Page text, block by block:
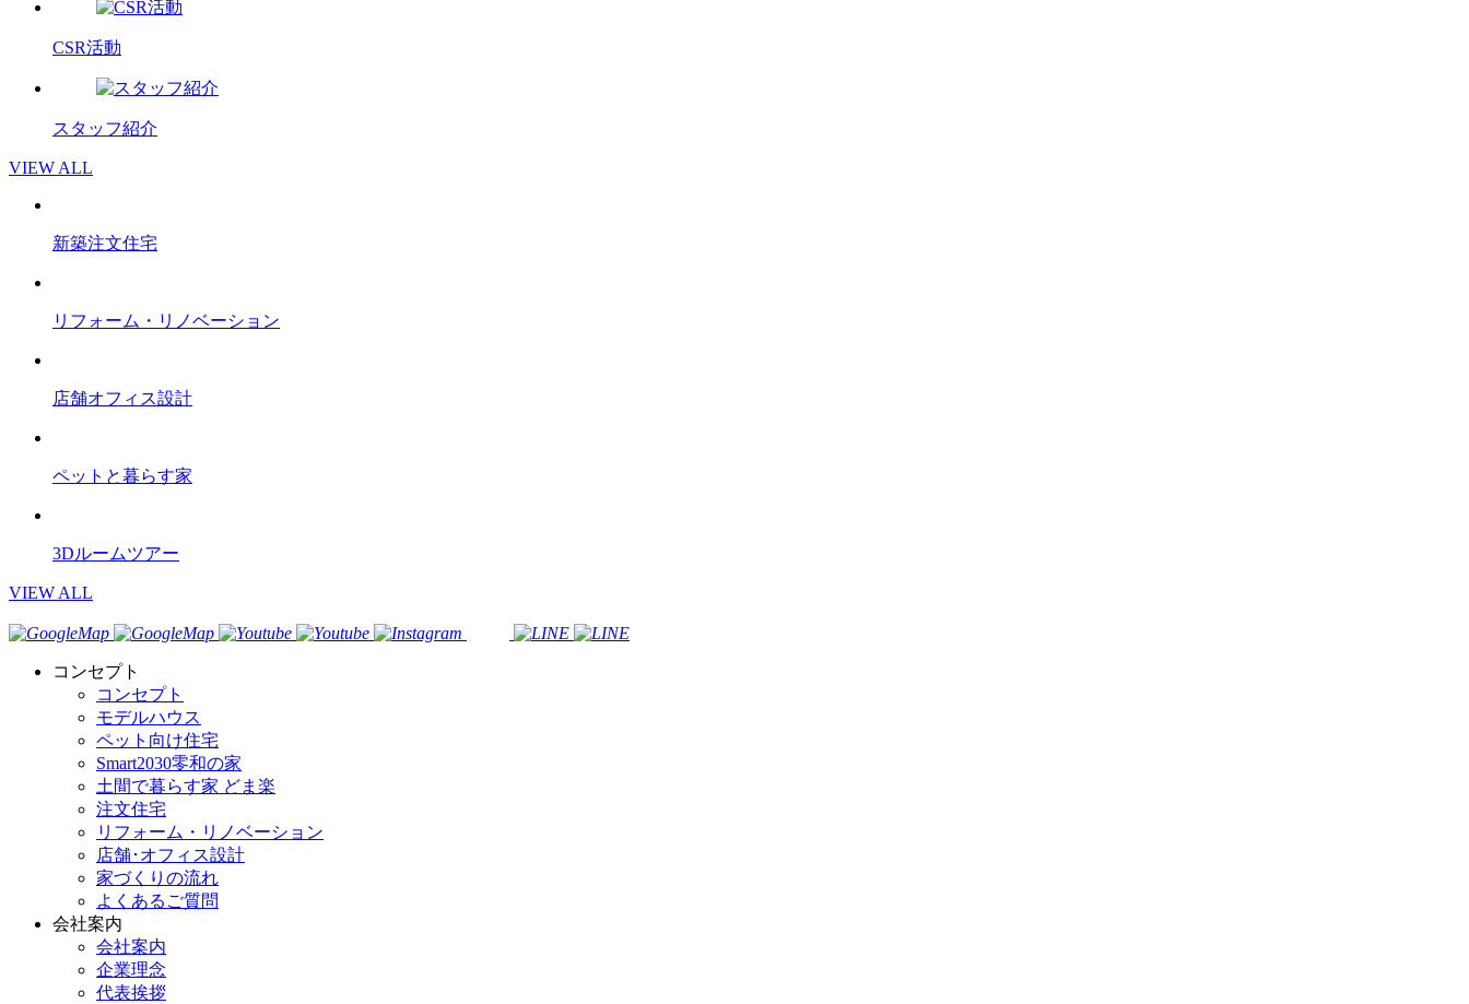
CSR活動
スタッフ紹介
VIEW ALL
新築注文住宅
リフォーム・リノベーション
店舗オフィス設計
ペットと暮らす家
3Dルームツアー
VIEW ALL
コンセプト
コンセプト
モデルハウス
ペット向け住宅
Smart2030零和の家
土間で暮らす家 どま楽
注文住宅
リフォーム・リノベーション
店舗･オフィス設計
家づくりの流れ
よくあるご質問
会社案内
会社案内
企業理念
代表挨拶